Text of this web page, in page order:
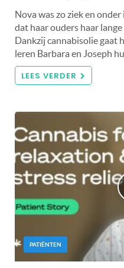
Nova was zo ziek en
dat haar ouders haar
Dankzij cannabisolie gaat
leren Barbara en Joseph
LEES VERDER
PATIËNTEN